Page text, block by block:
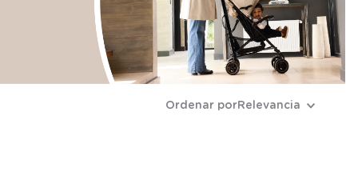
Ordenar porRelevancia